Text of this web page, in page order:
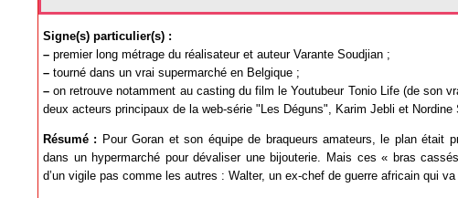
Signe(s) particulier(s) :
– premier long métrage du réalisateur et auteur Varante Soudjian ;
– tourné dans un vrai supermarché en Belgique ;
– on retrouve notamment au casting du film le Youtubeur Tonio Life (de son
deux acteurs principaux de la web-série "Les Déguns", Karim Jebli et Nordine
Résumé : Pour Goran et son équipe de braqueurs amateurs, le plan était
dans un hypermarché pour dévaliser une bijouterie. Mais ces « bras
d’un vigile pas comme les autres : Walter, un ex-chef de guerre africain qui